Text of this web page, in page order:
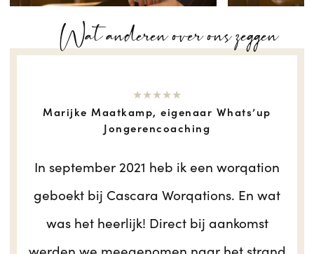
Wat anderen over ons zeggen
Marijke Maatkamp, eigenaar Whats’up
Jongerencoaching
★★★★★
In september 2021 heb ik een worqation
geboekt bij Cascara Worqations. En wat
was het heerlijk! Direct bij aankomst
werden we meegenomen naar het strand